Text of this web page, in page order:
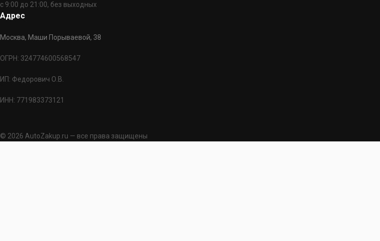
с 9:00 до 21:00, без выходных
Адрес
Москва, Маши Порываевой, 38
ОГРН: 324774600568547
ИП: Федорович О.В.
ИНН: 771983373121
© 2026 AutoZakup.ru — все права защищены